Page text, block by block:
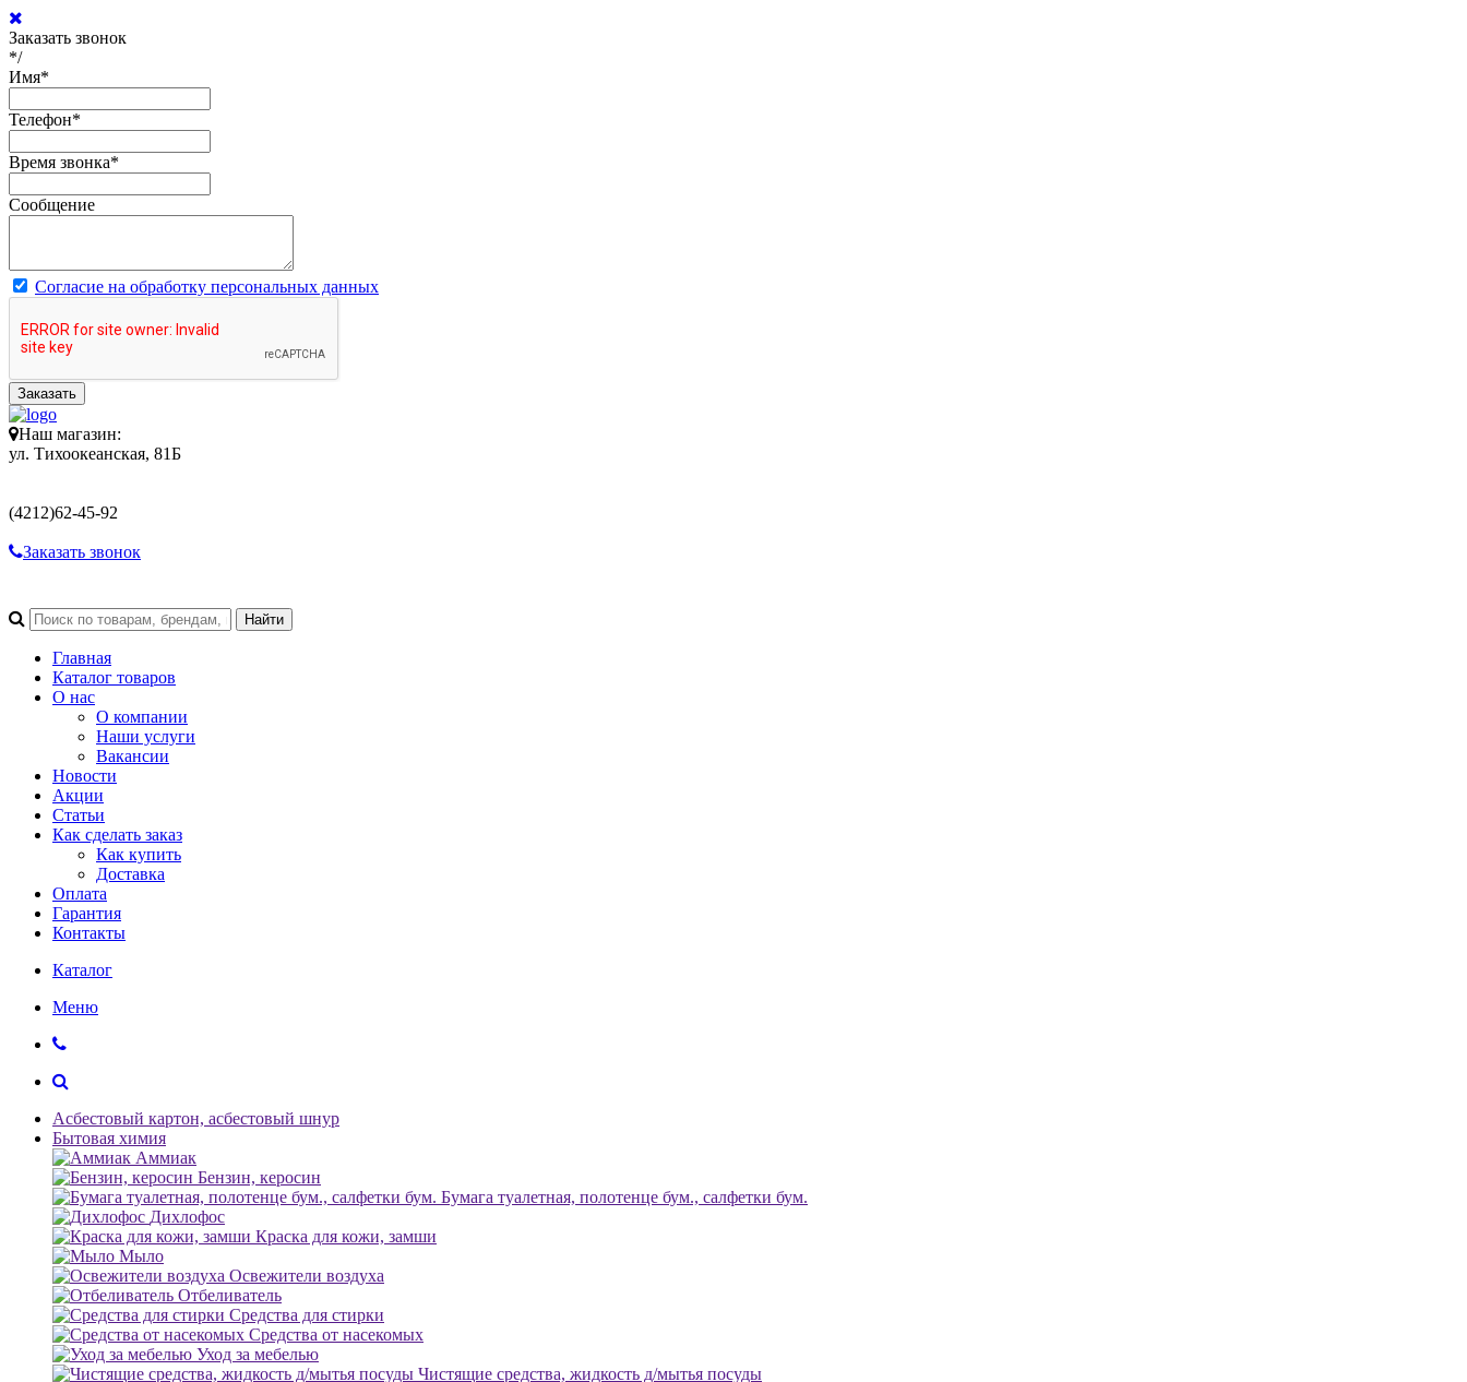
Заказать звонок
*/
Имя*
Телефон*
Время звонка*
Сообщение
Согласие на обработку персональных данных
Заказать
Наш магазин:
ул. Тихоокеанская, 81Б
(4212)62-45-92
Заказать звонок
Главная
Каталог товаров
О нас
О компании
Наши услуги
Вакансии
Новости
Акции
Статьи
Как сделать заказ
Как купить
Доставка
Оплата
Гарантия
Контакты
Каталог
Меню
Асбестовый картон, асбестовый шнур
Бытовая химия
Аммиак
Бензин, керосин
Бумага туалетная, полотенце бум., салфетки бум.
Дихлофос
Краска для кожи, замши
Мыло
Освежители воздуха
Отбеливатель
Средства для стирки
Средства от насекомых
Уход за мебелью
Чистящие средства, жидкость д/мытья посуды